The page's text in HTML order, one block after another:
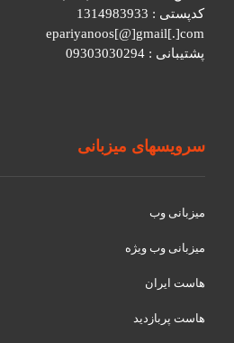
کدپستی : 1314983933
epariyanoos[@]gmail[.]com
پشتیبانی : 09303030294
سرویسهای میزبانی
میزبانی وب
میزبانی وب ویژه
هاست ایران
هاست پربازدید